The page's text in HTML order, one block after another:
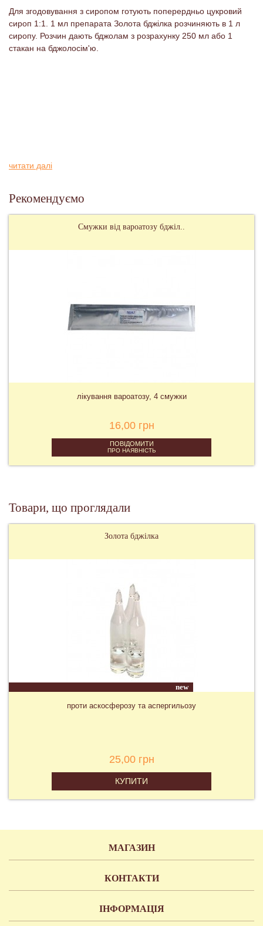
Для згодовування з сиропом готують поперердньо цукровий
сироп 1:1. 1 мл препарата Золота бджілка розчиняють в 1 л
сиропу. Розчин дають бджолам з розрахунку 250 мл або 1
стакан на бджолосім'ю.
читати далі
Рекомендуємо
Смужки від вароатозу бджіл..
лікування вароатозу, 4 смужки
16,00 грн
ПОВІДОМИТИ
ПРО НАЯВНІСТЬ
Товари, що проглядали
Золота бджілка
new
проти аскосферозу та аспергильозу
25,00 грн
КУПИТИ
МАГАЗИН
КОНТАКТИ
ІНФОРМАЦІЯ